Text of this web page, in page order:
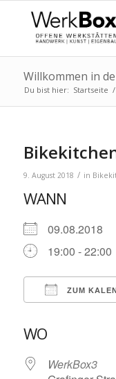
Willkommen in
Du bist hier: Startseite /
9. August 2018 / in
WANN
09.08.2018
19:00 - 22:00
ZUM
WO
WerkBox3